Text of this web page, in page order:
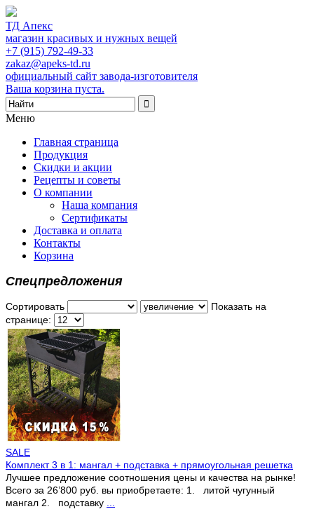
ТД Апекс
магазин красивых и нужных вещей
+7 (915) 792-49-33
zakaz@apeks-td.ru
официальный сайт завода-изготовителя
Ваша корзина пуста.
Меню
Главная страница
Продукция
Скидки и акции
Рецепты и советы
О компании
Наша компания
Сертификаты
Доставка и оплата
Контакты
Корзина
Спецпредложения
Сортировать
Показать на
странице:
SALE
Комплект 3 в 1: мангал + подставка + прямоугольная решетка
Лучшее предложение соотношения цены и качества на рынке!
Всего за 26’800 руб. вы приобретаете: 1. литой чугунный
мангал 2. подставку